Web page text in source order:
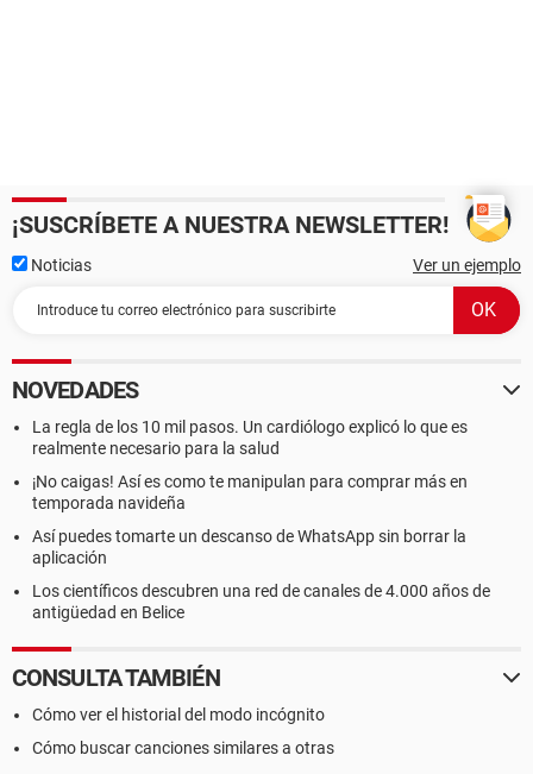
¡SUSCRÍBETE A NUESTRA NEWSLETTER!
Noticias Ver un ejemplo
NOVEDADES
La regla de los 10 mil pasos. Un cardiólogo explicó lo que es
realmente necesario para la salud
¡No caigas! Así es como te manipulan para comprar más en
temporada navideña
Así puedes tomarte un descanso de WhatsApp sin borrar la
aplicación
Los científicos descubren una red de canales de 4.000 años de
antigüedad en Belice
CONSULTA TAMBIÉN
Cómo ver el historial del modo incógnito
Cómo buscar canciones similares a otras